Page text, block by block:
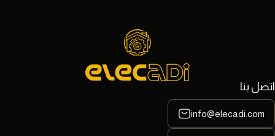
اتصل بنا
info@elecadi.com